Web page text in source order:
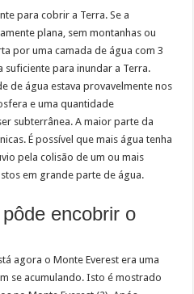
para cobrir a Terra. Se a
plana, sem montanhas ou
por uma camada de água com 3
suficiente para inundar a Terra.
de água estava provavelmente nos
e uma quantidade
subterrânea. A maior parte da
É possível que mais água tenha
pela colisão de um ou mais
em grande parte de água.
encobrir o
agora o Monte Everest era uma
se acumulando. Isto é mostrado